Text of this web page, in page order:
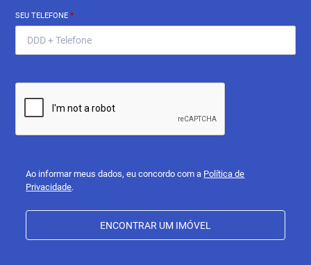
SEU TELEFONE*
Ao informar meus dados, eu concordo com a Política de
Privacidade.
ENCONTRAR UM IMÓVEL